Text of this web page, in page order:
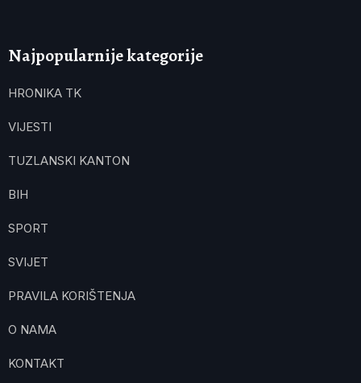
Najpopularnije kategorije
HRONIKA TK
VIJESTI
TUZLANSKI KANTON
BIH
SPORT
SVIJET
PRAVILA KORIŠTENJA
O NAMA
KONTAKT